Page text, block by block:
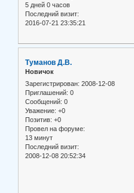
5 дней 0 часов
Последний визит:
2016-07-21 23:35:21
Туманов Д.В.
Новичок
Зарегистрирован: 2008-12-08
Приглашений: 0
Сообщений: 0
Уважение: +0
Позитив: +0
Провел на форуме:
13 минут
Последний визит:
2008-12-08 20:52:34